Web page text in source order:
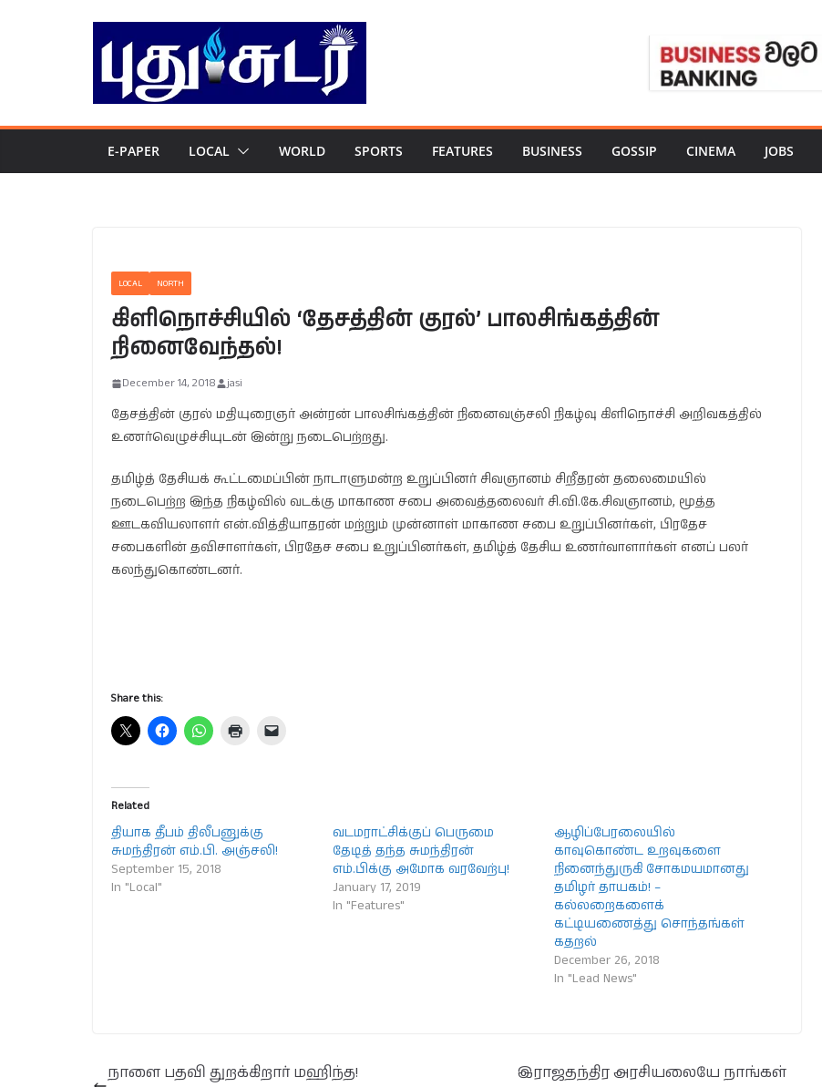
E-PAPER LOCAL WORLD SPORTS FEATURES BUSINESS GOSSIP CINEMA JOBS
LOCAL NORTH
கிளிநொச்சியில் ‘தேசத்தின் குரல்’ பாலசிங்கத்தின்
நினைவேந்தல்!
December 14, 2018 jasi
தேசத்தின் குரல் மதியுரைஞர் அன்ரன் பாலசிங்கத்தின் நினைவஞ்சலி நிகழ்வு கிளிநொச்சி அறிவகத்தில்
உணர்வெழுச்சியுடன் இன்று நடைபெற்றது.
தமிழ்த் தேசியக் கூட்டமைப்பின் நாடாளுமன்ற உறுப்பினர் சிவஞானம் சிறீதரன் தலைமையில்
நடைபெற்ற இந்த நிகழ்வில் வடக்கு மாகாண சபை அவைத்தலைவர் சி.வி.கே.சிவஞானம், மூத்த
ஊடகவியலாளர் என்.வித்தியாதரன் மற்றும் முன்னாள் மாகாண சபை உறுப்பினர்கள், பிரதேச
சபைகளின் தவிசாளர்கள், பிரதேச சபை உறுப்பினர்கள், தமிழ்த் தேசிய உணர்வாளார்கள் எனப் பலர்
கலந்துகொண்டனர்.
Share this:
Related
தியாக தீபம் திலீபனுக்கு
சுமந்திரன் எம்.பி. அஞ்சலி!
September 15, 2018
In "Local"
வடமராட்சிக்குப் பெருமை
தேடித் தந்த சுமந்திரன்
எம்.பிக்கு அமோக வரவேற்பு!
January 17, 2019
In "Features"
ஆழிப்பேரலையில்
காவுகொண்ட உறவுகளை
நினைந்துருகி சோகமயமானது
தமிழர் தாயகம்! –
கல்லறைகளைக்
கட்டியணைத்து சொந்தங்கள்
கதறல்
December 26, 2018
In "Lead News"
நாளை பதவி துறக்கிறார் மஹிந்த!
இராஜதந்திர அரசியலையே நாங்கள்